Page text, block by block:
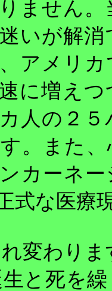
ません
いが解
アメリ
に増え
人の２
。また
カーネ
式な医療
変わりま
と死を